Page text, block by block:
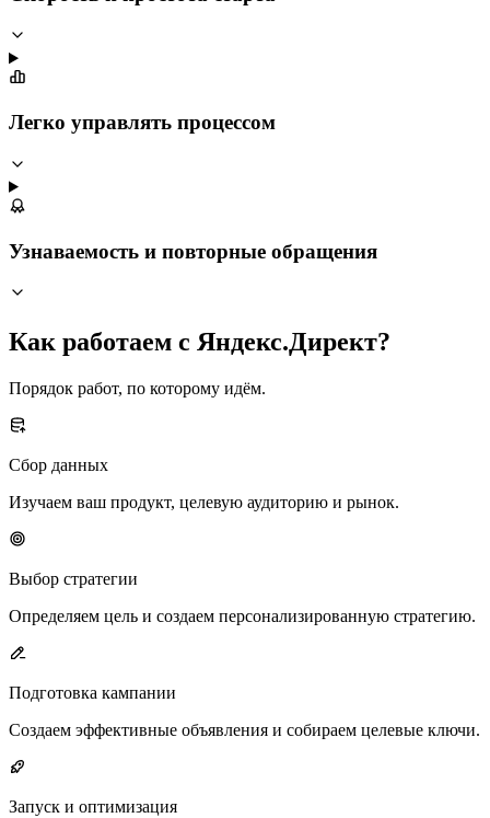
Легко управлять процессом
Узнаваемость и повторные обращения
Как работаем с Яндекс.Директ?
Порядок работ, по которому идём.
Сбор данных
Изучаем ваш продукт, целевую аудиторию и рынок.
Выбор стратегии
Определяем цель и создаем персонализированную стратегию.
Подготовка кампании
Создаем эффективные объявления и собираем целевые ключи.
Запуск и оптимизация